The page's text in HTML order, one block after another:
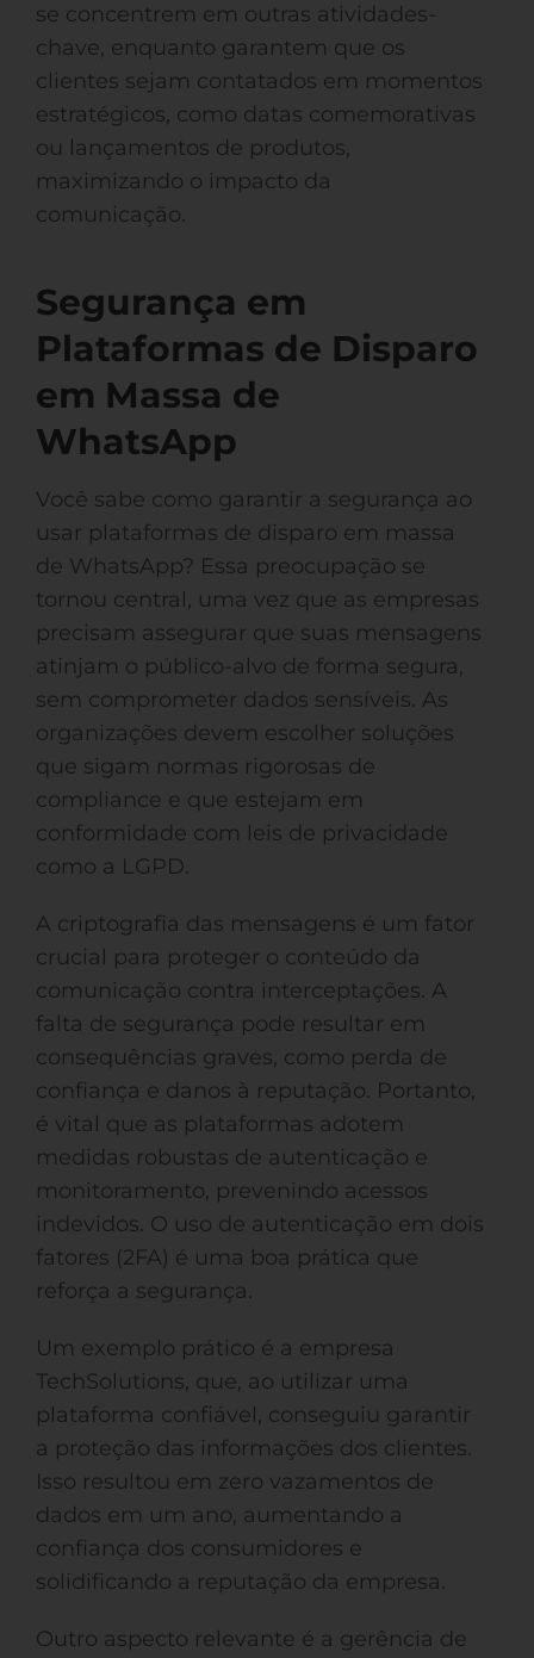
se concentrem em outras atividades-
chave, enquanto garantem que os
clientes sejam contatados em momentos
estratégicos, como datas comemorativas
ou lançamentos de produtos,
maximizando o impacto da
comunicação.
Segurança em
Plataformas de Disparo
em Massa de
WhatsApp
Você sabe como garantir a segurança ao
usar plataformas de disparo em massa
de WhatsApp? Essa preocupação se
tornou central, uma vez que as empresas
precisam assegurar que suas mensagens
atinjam o público-alvo de forma segura,
sem comprometer dados sensíveis. As
organizações devem escolher soluções
que sigam normas rigorosas de
compliance e que estejam em
conformidade com leis de privacidade
como a LGPD.
A criptografia das mensagens é um fator
crucial para proteger o conteúdo da
comunicação contra interceptações. A
falta de segurança pode resultar em
consequências graves, como perda de
confiança e danos à reputação. Portanto,
é vital que as plataformas adotem
medidas robustas de autenticação e
monitoramento, prevenindo acessos
indevidos. O uso de autenticação em dois
fatores (2FA) é uma boa prática que
reforça a segurança.
Um exemplo prático é a empresa
TechSolutions, que, ao utilizar uma
plataforma confiável, conseguiu garantir
a proteção das informações dos clientes.
Isso resultou em zero vazamentos de
dados em um ano, aumentando a
confiança dos consumidores e
solidificando a reputação da empresa.
Outro aspecto relevante é a gerência de